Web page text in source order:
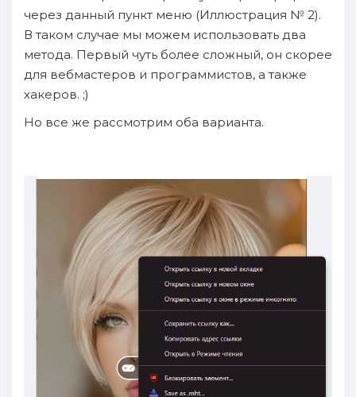
через данный пункт меню (Иллюстрация № 2).
В таком случае мы можем использовать два
метода. Первый чуть более сложный, он скорее
для вебмастеров и программистов, а также
хакеров. ;)
Но все же рассмотрим оба варианта.